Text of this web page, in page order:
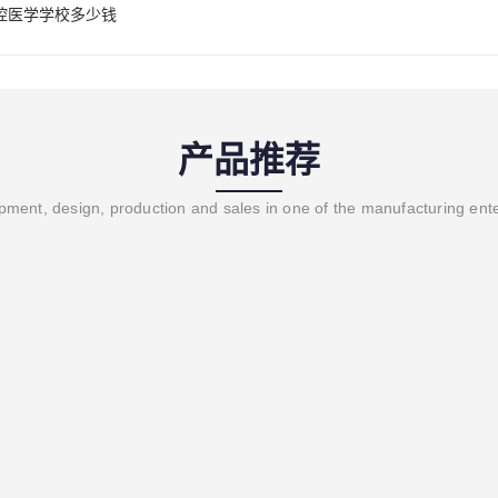
医学学校多少钱
产品推荐
design, production and sales in one of the manufacturing